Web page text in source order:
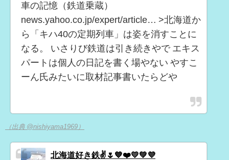
車の記憶（鉄道乗蔵）
news.yahoo.co.jp/expert/article… >北海道か
ら「キハ40の定期列車」は姿を消すことに
なる。 いさりび鉄道は引き続きやで エキス
パートは個人の日記を書く場やない やすこ
ーん氏みたいに取材記事書いたらどや
（出典 @nishiyama1969）
北海道好き鉄✌️🌷💙❤️💛💚💜